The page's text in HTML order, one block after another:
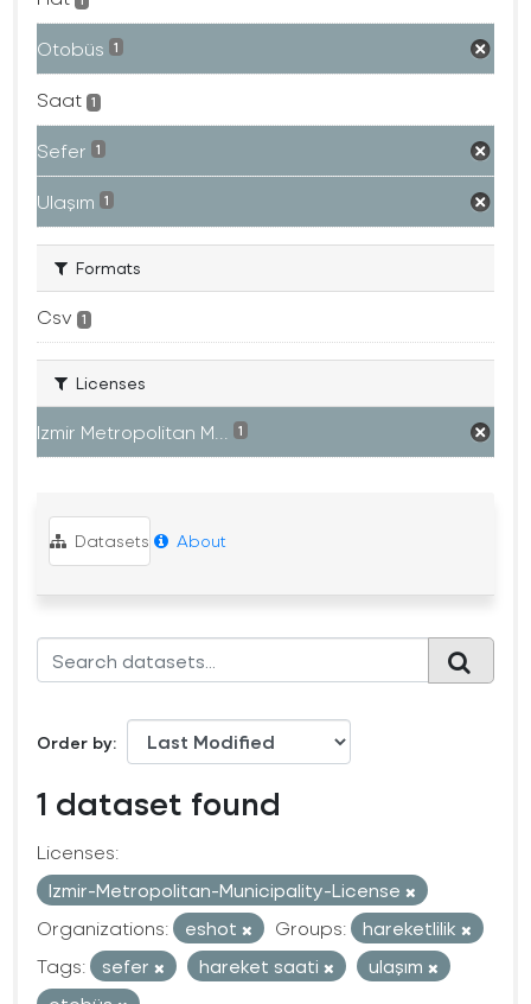
Otobüs 1
Saat 1
Sefer 1
Ulaşım 1
Formats
Csv 1
Licenses
Izmir Metropolitan M... 1
Datasets About
Order by
1 dataset found
Licenses:
Izmir-Metropolitan-Municipality-License
Organizations:
eshot Groups:
hareketlilik
Tags:
sefer hareket saati
ulaşım